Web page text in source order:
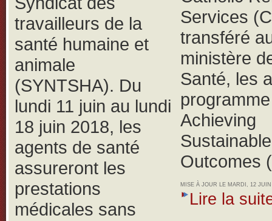
travailleurs de la
santé humaine et
animale
(SYNTSHA). Du
lundi 11 juin au lundi
18 juin 2018, les
agents de santé
assureront les
prestations
médicales sans
Services
transféré
ministère
Santé, les
Achieving
Sustainable
Outcomes
MISE À JOUR LE MARDI, 12
Lire la